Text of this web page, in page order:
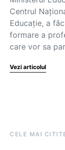
Centrul
Educație, a
formare a
care vor sa
Vezi articolul
CELE MAI